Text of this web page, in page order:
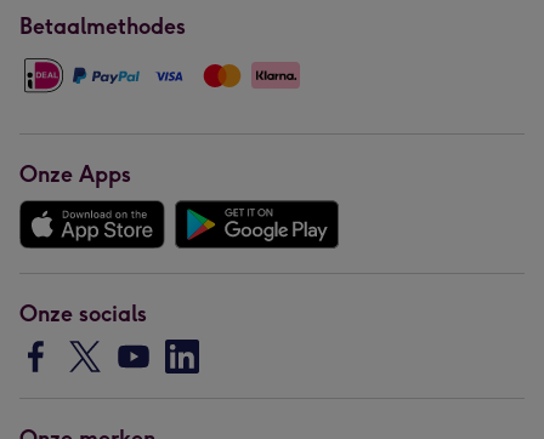
Betaalmethodes
Onze Apps
Onze socials